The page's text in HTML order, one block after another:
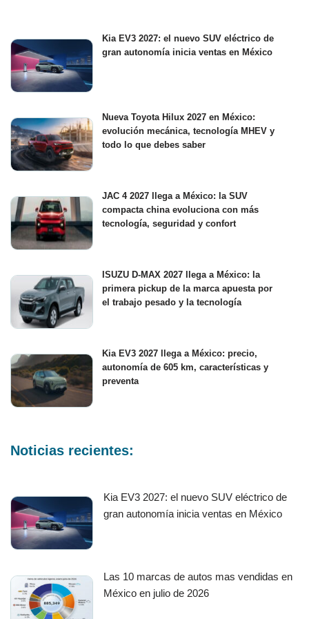
Kia EV3 2027: el nuevo SUV eléctrico de
gran autonomía inicia ventas en México
Nueva Toyota Hilux 2027 en México:
evolución mecánica, tecnología MHEV y
todo lo que debes saber
JAC 4 2027 llega a México: la SUV
compacta china evoluciona con más
tecnología, seguridad y confort
ISUZU D-MAX 2027 llega a México: la
primera pickup de la marca apuesta por
el trabajo pesado y la tecnología
Kia EV3 2027 llega a México: precio,
autonomía de 605 km, características y
preventa
Noticias recientes:
Kia EV3 2027: el nuevo SUV eléctrico de
gran autonomía inicia ventas en México
Las 10 marcas de autos mas vendidas en
México en julio de 2026